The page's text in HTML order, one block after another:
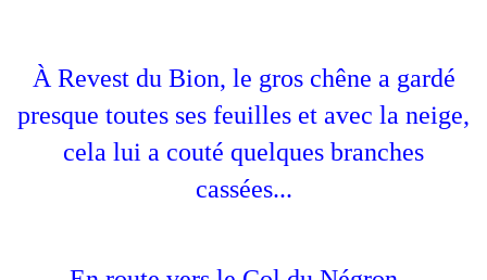
À Revest du Bion, le gros chêne a gardé
presque toutes ses feuilles et avec la neige,
cela lui a couté quelques branches
cassées...